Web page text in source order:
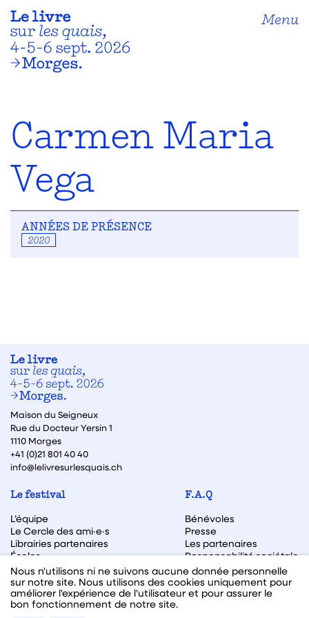
Menu
Carmen Maria
Vega
ANNÉES DE PRÉSENCE
2020
Maison du Seigneux
Rue du Docteur Yersin 1
1110 Morges
+41 (0)21 801 40 40
info@lelivresurlesquais.ch
Le festival
L’équipe
Le Cercle des ami·e·s
Librairies partenaires
Écoles
F.A.Q
Bénévoles
Presse
Les partenaires
Responsabilité sociétale
Archive des éditions
Archive des autrices et auteurs
Nous n'utilisons ni ne suivons aucune donnée personnelle
sur notre site. Nous utilisons des cookies uniquement pour
améliorer l'expérience de l'utilisateur et pour assurer le
bon fonctionnement de notre site.